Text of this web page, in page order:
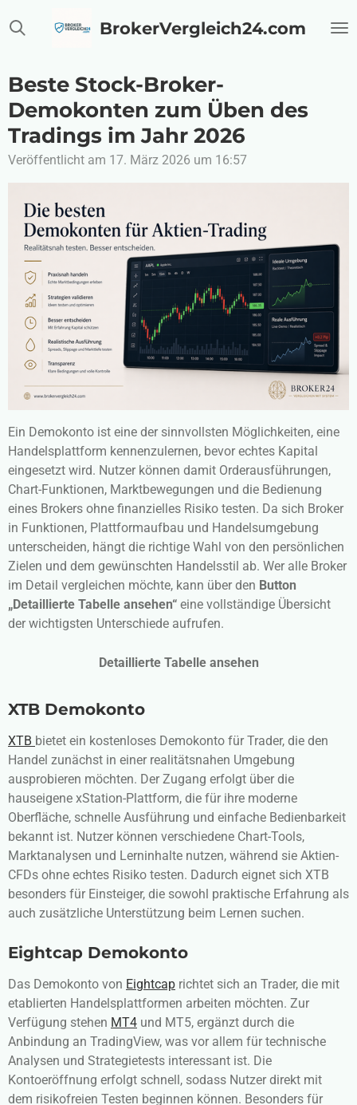
Hauptinhalt
BrokerVergleich24.com
Beste Stock-Broker-
Demokonten zum Üben des
Tradings im Jahr 2026
Veröffentlicht am 17. März 2026 um 16:57
Ein Demokonto ist eine der sinnvollsten Möglichkeiten, eine
Handelsplattform kennenzulernen, bevor echtes Kapital
eingesetzt wird. Nutzer können damit Orderausführungen,
Chart-Funktionen, Marktbewegungen und die Bedienung
eines Brokers ohne finanzielles Risiko testen. Da sich Broker
in Funktionen, Plattformaufbau und Handelsumgebung
unterscheiden, hängt die richtige Wahl von den persönlichen
Zielen und dem gewünschten Handelsstil ab. Wer alle Broker
im Detail vergleichen möchte, kann über den Button
„Detaillierte Tabelle ansehen“ eine vollständige Übersicht
der wichtigsten Unterschiede aufrufen.
Detaillierte Tabelle ansehen
XTB Demokonto
XTB bietet ein kostenloses Demokonto für Trader, die den
Handel zunächst in einer realitätsnahen Umgebung
ausprobieren möchten. Der Zugang erfolgt über die
hauseigene xStation-Plattform, die für ihre moderne
Oberfläche, schnelle Ausführung und einfache Bedienbarkeit
bekannt ist. Nutzer können verschiedene Chart-Tools,
Marktanalysen und Lerninhalte nutzen, während sie Aktien-
CFDs ohne echtes Risiko testen. Dadurch eignet sich XTB
besonders für Einsteiger, die sowohl praktische Erfahrung als
auch zusätzliche Unterstützung beim Lernen suchen.
Eightcap Demokonto
Das Demokonto von Eightcap richtet sich an Trader, die mit
etablierten Handelsplattformen arbeiten möchten. Zur
Verfügung stehen MT4 und MT5, ergänzt durch die
Anbindung an TradingView, was vor allem für technische
Analysen und Strategietests interessant ist. Die
Kontoeröffnung erfolgt schnell, sodass Nutzer direkt mit
dem risikofreien Testen beginnen können. Besonders für